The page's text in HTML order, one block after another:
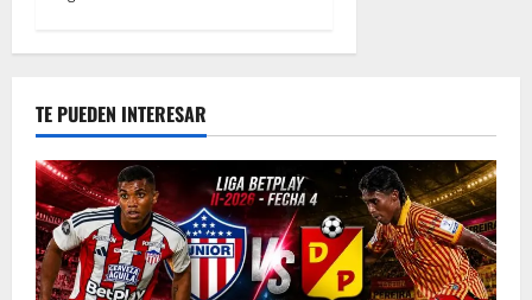
TE PUEDEN INTERESAR